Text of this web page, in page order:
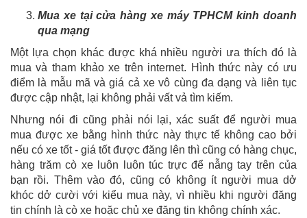
Mua xe tại cửa hàng xe máy TPHCM kinh doanh
qua mạng
Một lựa chọn khác được khá nhiều người ưa thích đó là
mua và tham khảo xe trên internet. Hình thức này có ưu
điểm là mẫu mã và giá cả xe vô cùng đa dạng và liên tục
được cập nhật, lại không phải vất vả tìm kiếm.
Nhưng nói đi cũng phải nói lại, xác suất để người mua
mua được xe bằng hình thức này thực tế không cao bởi
nếu có xe tốt - giá tốt được đăng lên thì cũng có hàng chục,
hàng trăm cò xe luôn luôn túc trực để nẫng tay trên của
bạn rồi. Thêm vào đó, cũng có không ít người mua dở
khóc dở cười với kiểu mua này, vì nhiều khi người đăng
tin chính là cò xe hoặc chủ xe đăng tin không chính xác.